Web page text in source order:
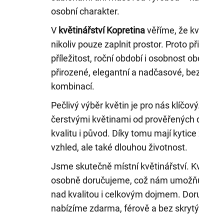
osobní charakter.
V květinářství Kopretinavěříme, že
nikoliv pouze zaplnit prostor. Proto
příležitost, roční období i osobnost
přirozené, elegantní a nadčasové,
kombinací.
Pečlivý výběr květin je pro nás
čerstvými květinami od prověřených
kvalitu i původ. Díky tomu mají
vzhled, ale také dlouhou životnost.
Jsme skutečně místní květinářství.
osobně doručujeme, což nám
nad kvalitou i celkovým dojmem.
nabízíme zdarma, férově a bez